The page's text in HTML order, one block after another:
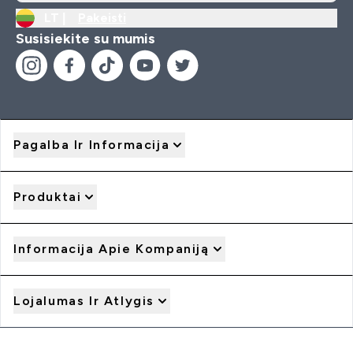
Susisiekite su mumis
Pagalba Ir Informacija
Produktai
Informacija Apie Kompaniją
Lojalumas Ir Atlygis